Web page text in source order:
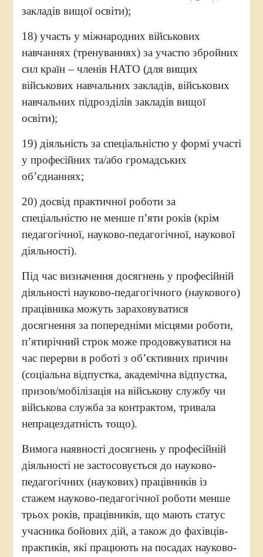
закладів вищої освіти);
18) участь у міжнародних військових
навчаннях (тренуваннях) за участю збройних
сил країн – членів НАТО (для вищих
військових навчальних закладів, військових
навчальних підрозділів закладів вищої
освіти);
19) діяльність за спеціальністю у формі участі
у професійних та/або громадських
об’єднаннях;
20) досвід практичної роботи за
спеціальністю не менше п’яти років (крім
педагогічної, науково-педагогічної, наукової
діяльності).
Під час визначення досягнень у професійній
діяльності науково-педагогічного (наукового)
працівника можуть зараховуватися
досягнення за попередніми місцями роботи,
п’ятирічний строк може продовжуватися на
час перерви в роботі з об’єктивних причин
(соціальна відпустка, академічна відпустка,
призов/мобілізація на військову службу чи
військова служба за контрактом, тривала
непрацездатність тощо).
Вимога наявності досягнень у професійній
діяльності не застосовується до науково-
педагогічних (наукових) працівників із
стажем науково-педагогічної роботи менше
трьох років, працівників, що мають статус
учасника бойових дій, а також до фахівців-
практиків, які працюють на посадах науково-